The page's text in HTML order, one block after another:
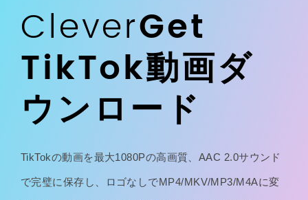
CleverGet
TikTok動画ダ
ウンロード
TikTokの動画を最大1080Pの高画質、AAC 2.0サウンド
で完璧に保存し、ロゴなしでMP4/MKV/MP3/M4Aに変